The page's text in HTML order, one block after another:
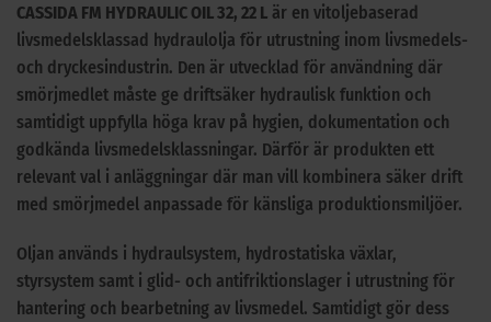
CASSIDA FM HYDRAULIC OIL 32, 22 L är en vitolje­baserad
livsmedelsklassad hydraulolja för utrustning inom livsmedels-
och dryckesindustrin. Den är utvecklad för användning där
smörjmedlet måste ge driftsäker hydraulisk funktion och
samtidigt uppfylla höga krav på hygien, dokumentation och
godkända livsmedelsklassningar. Därför är produkten ett
relevant val i anläggningar där man vill kombinera säker drift
med smörjmedel anpassade för känsliga produktionsmiljöer.
Oljan används i hydraulsystem, hydrostatiska växlar,
styrsystem samt i glid- och antifriktionslager i utrustning för
hantering och bearbetning av livsmedel. Samtidigt gör dess